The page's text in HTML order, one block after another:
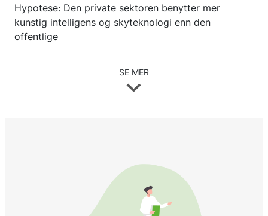
Hypotese: Den private sektoren benytter mer
kunstig intelligens og skyteknologi enn den
offentlige
SE MER